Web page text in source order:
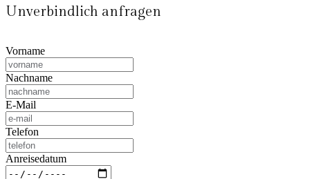
Unverbindlich anfragen
Vorname
Nachname
E-Mail
Telefon
Anreisedatum